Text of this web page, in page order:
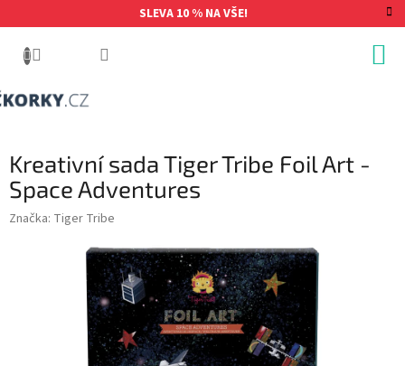
na
SLEVA 10 % NA VŠE!
Kreativní sada Tiger Tribe Foil Art -
Space Adventures
Značka: Tiger Tribe